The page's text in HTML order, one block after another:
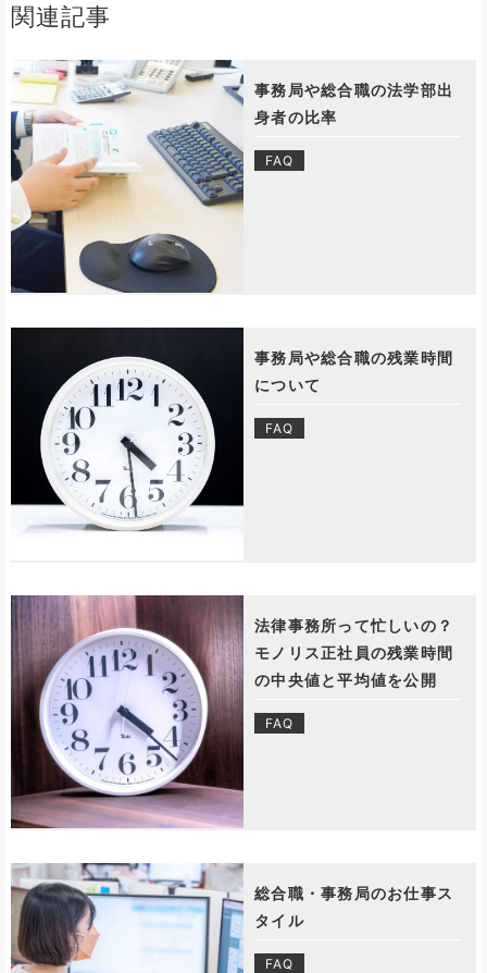
関連記事
事務局や総合職の法学部出
身者の比率
FAQ
事務局や総合職の残業時間
について
FAQ
法律事務所って忙しいの？
モノリス正社員の残業時間
の中央値と平均値を公開
FAQ
総合職・事務局のお仕事ス
タイル
FAQ